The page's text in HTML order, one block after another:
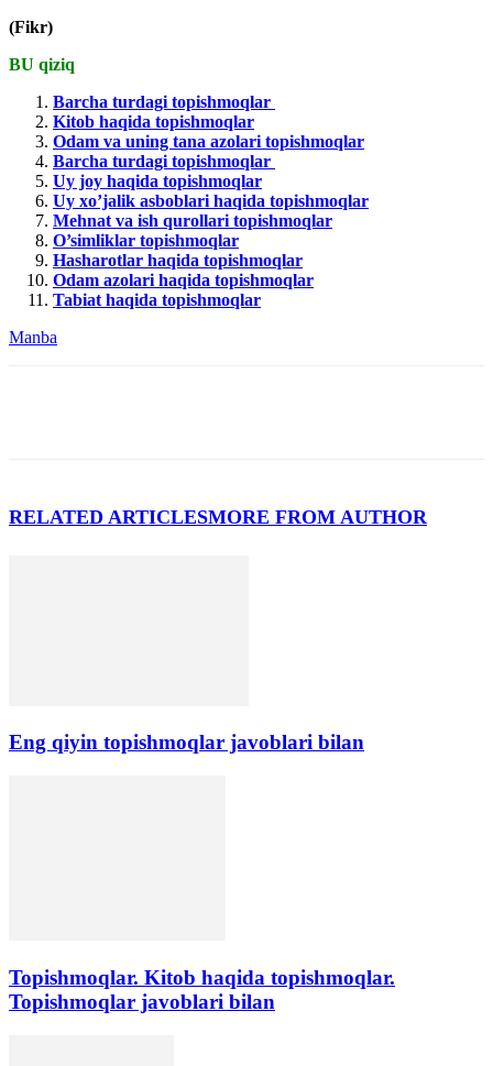
(Fikr)
BU qiziq
Barcha turdagi topishmoqlar
Kitob haqida topishmoqlar
Odam va uning tana azolari topishmoqlar
Barcha turdagi topishmoqlar
Uy joy haqida topishmoqlar
Uy xo’jalik asboblari haqida topishmoqlar
Mehnat va ish qurollari topishmoqlar
O’simliklar topishmoqlar
Hasharotlar haqida topishmoqlar
Odam azolari haqida topishmoqlar
Tabiat haqida topishmoqlar
Manba
RELATED ARTICLESMORE FROM AUTHOR
Eng qiyin topishmoqlar javoblari bilan
Topishmoqlar. Kitob haqida topishmoqlar.
Topishmoqlar javoblari bilan